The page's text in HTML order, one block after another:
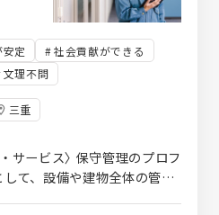
定
社会貢献ができる
文理不問
三重
サービス〉 保守管理のプロフ
して、設備や建物全体の管